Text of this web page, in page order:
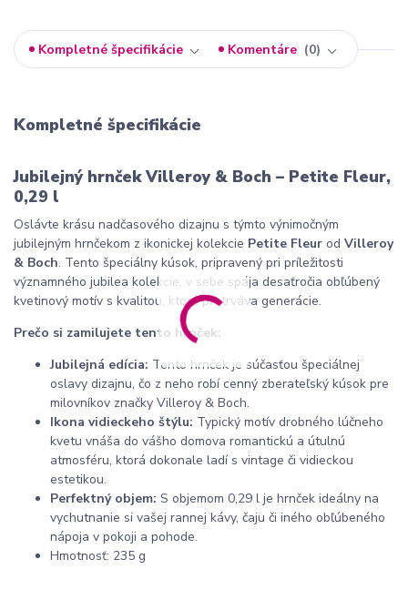
Kompletné špecifikácie Komentáre 0
Kompletné špecifikácie
Jubilejný hrnček Villeroy & Boch – Petite Fleur,
0,29 l
Oslávte krásu nadčasového dizajnu s týmto výnimočným
jubilejným hrnčekom z ikonickej kolekcie Petite Fleur od Villeroy
& Boch. Tento špeciálny kúsok, pripravený pri príležitosti
významného jubilea kolekcie, v sebe spája desaťročia obľúbený
kvetinový motív s kvalitou, ktorá pretrváva generácie.
Prečo si zamilujete tento hrnček:
Jubilejná edícia: Tento hrnček je súčasťou špeciálnej
oslavy dizajnu, čo z neho robí cenný zberateľský kúsok pre
milovníkov značky Villeroy & Boch.
Ikona vidieckeho štýlu: Typický motív drobného lúčneho
kvetu vnáša do vášho domova romantickú a útulnú
atmosféru, ktorá dokonale ladí s vintage či vidieckou
estetikou.
Perfektný objem: S objemom 0,29 l je hrnček ideálny na
vychutnanie si vašej rannej kávy, čaju či iného obľúbeného
nápoja v pokoji a pohode.
Hmotnosť: 235 g